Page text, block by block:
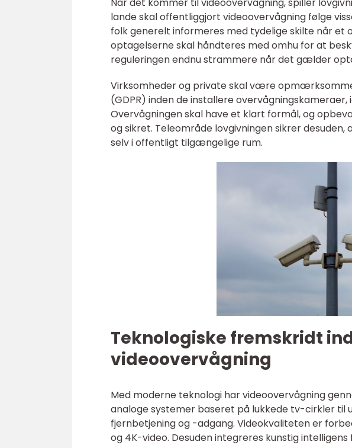
lande skal offentliggjort videoovervågning følge
folk generelt informeres med tydelige skilte når et
optagelserne skal håndteres med omhu for at
reguleringen endnu strammere når det gælder
Virksomheder og private skal være
(GDPR) inden de installere
Overvågningen skal have et klart formål, og
og sikret. Teleområde lovgivningen sikrer
selv i offentligt tilgængelige rum.
Teknologiske fremskridt
videoovervågning
Med moderne teknologi har videoovervågning
analoge systemer baseret på lukkede tv-cirkler til
fjernbetjening og -adgang. Videokvaliteten er
og 4K-video. Desuden integreres kunstig